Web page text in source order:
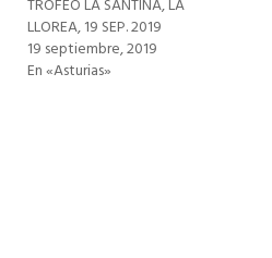
TROFEO LA SANTINA, LA
LLOREA, 19 SEP. 2019
19 septiembre, 2019
En «Asturias»